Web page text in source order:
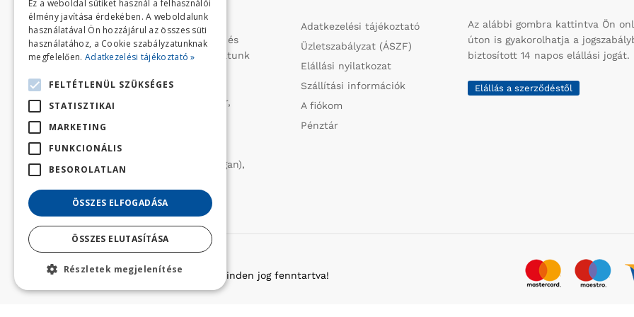
Profilunk a mezőgazdasági, kerti
kisgépek és egyéb iparcikkek kis- és
nagykereskedelme. 1991 óta folytatunk
Olaszországból származó
vízszivattyúkat (DAB, Tesla, Leader,
robbanómotoros fűnyírókat kerti
traktorokat (MTD, Husqvarna),
permetezőket (CIFARELLI, Dal Degan),
(LAMINOX) szállítunk be.
Adatkezelési tájékoztató
Üzletszabályzat (ÁSZF)
Elállási nyilatkozat
Szállítási információk
A fiókom
Pénztár
Az alábbi gombra kattintva Ön
úton is gyakorolhatja a
biztosított 14 napos elállási jogát.
Elállás a szerződéstől
Copyright © 2022 Golfker Kft. - Minden jog fenntartva!
Ez a weboldal sütiket használ a felhasználói
élmény javítása érdekében. A weboldalunk
használatával Ön hozzájárul az összes süti
használatához, a Cookie szabályzatunknak
megfelelően. Adatkezelési tájékoztató »
FELTÉTLENÜL SZÜKSÉGES
STATISZTIKAI
MARKETING
FUNKCIONÁLIS
BESOROLATLAN
ÖSSZES ELFOGADÁSA
ÖSSZES ELUTASÍTÁSA
Részletek megjelenítése